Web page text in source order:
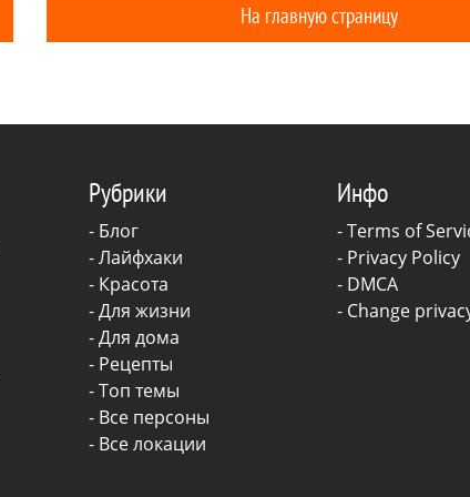
На главную страницу
Рубрики
- Блог
-Лайфхаки
- Красота
-Для жизни
-Для дома
- Рецепты
- Топ темы
- Все персоны
- Все локации
Инфо
-Terms of
- Privacy Policy
- DMCA
- Change